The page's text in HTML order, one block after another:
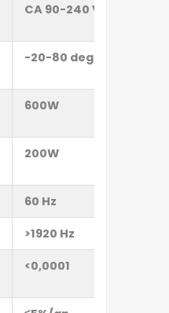
CA 90-240 V
-20-80 degrés
600W
200W
60 Hz
>1920 Hz
<0,0001